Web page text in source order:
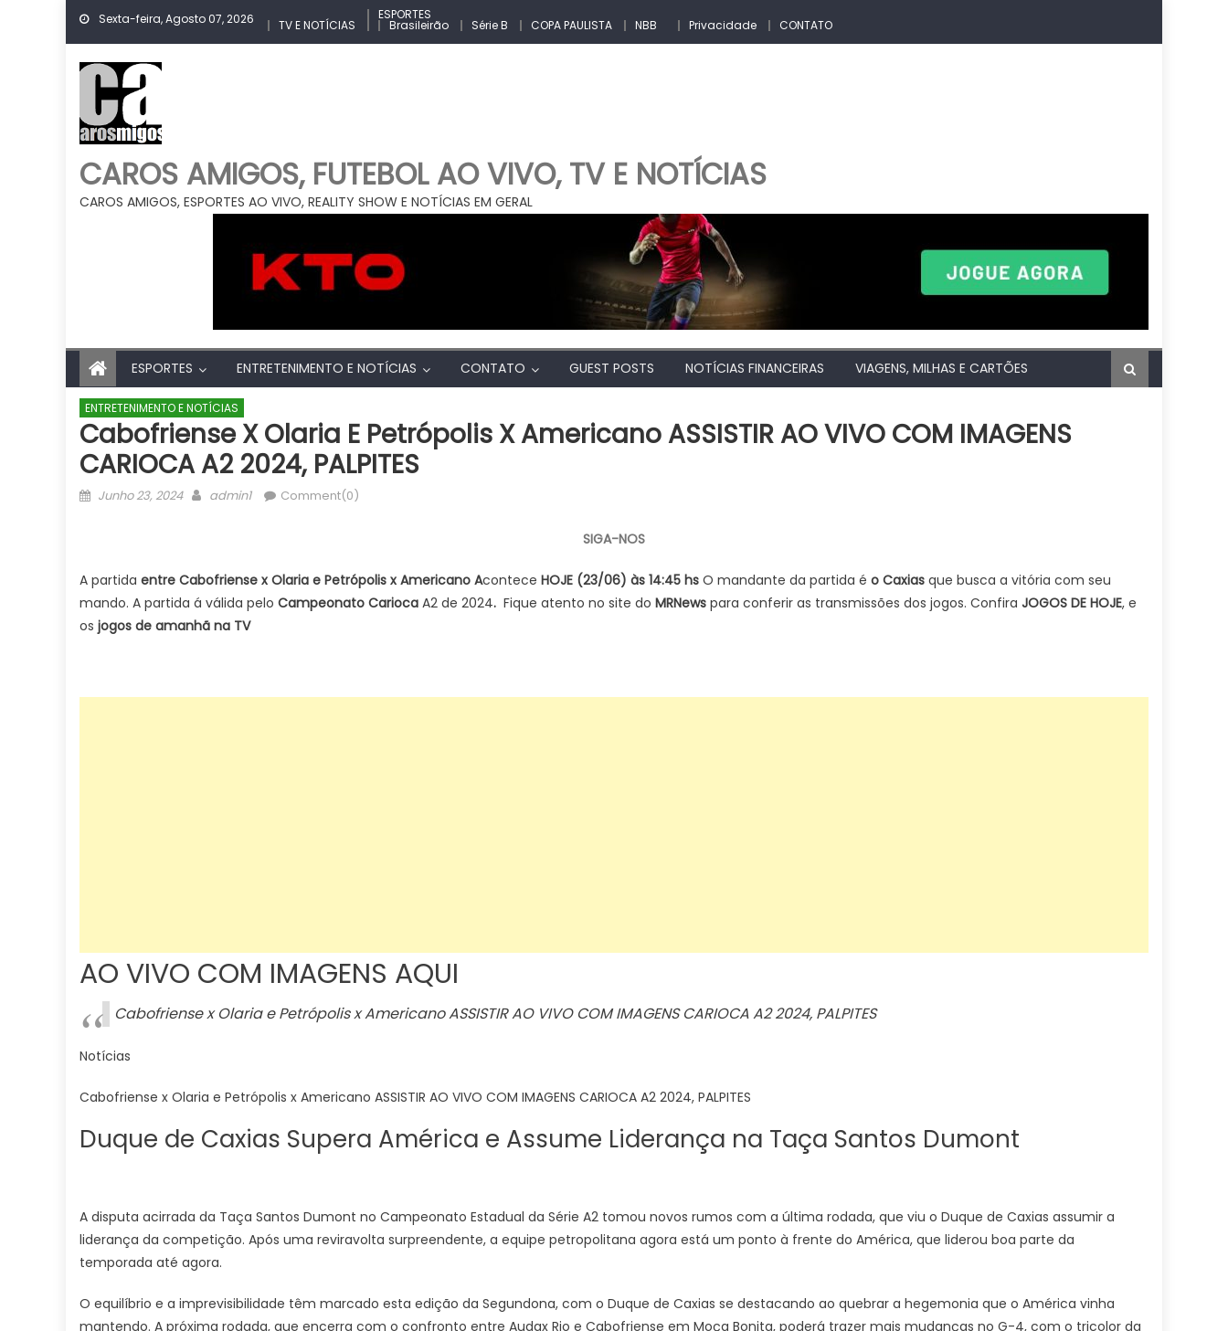
Skip
Sexta-feira, Agosto 07, 2026 TV E NOTÍCIAS
ESPORTES
Brasileirão Série B COPA PAULISTA NBB Privacidade CONTATO
CAROS AMIGOS, FUTEBOL AO VIVO, TV E NOTÍCIAS
CAROS AMIGOS, ESPORTES AO VIVO, REALITY SHOW E NOTÍCIAS EM GERAL
ESPORTES ENTRETENIMENTO E NOTÍCIAS CONTATO GUEST POSTS NOTÍCIAS FINANCEIRAS VIAGENS, MILHAS E CARTÕES
ENTRETENIMENTO E NOTÍCIAS
Cabofriense X Olaria E Petrópolis X Americano ASSISTIR AO VIVO COM IMAGENS
CARIOCA A2 2024, PALPITES
Posted
Junho 23, 2024 Author
admin1 Comment(0)
SIGA-NOS
A partida entre Cabofriense x Olaria e Petrópolis x Americano Acontece HOJE (23/06) às 14:45 hs O mandante da partida é o Caxias que busca a vitória com seu
mando. A partida á válida pelo Campeonato Carioca A2 de 2024. Fique atento no site do MRNews para conferir as transmissões dos jogos. Confira JOGOS DE HOJE, e
os jogos de amanhã na TV
AO VIVO COM IMAGENS AQUI
Cabofriense x Olaria e Petrópolis x Americano ASSISTIR AO VIVO COM IMAGENS CARIOCA A2 2024, PALPITES
Notícias
Cabofriense x Olaria e Petrópolis x Americano ASSISTIR AO VIVO COM IMAGENS CARIOCA A2 2024, PALPITES
Duque de Caxias Supera América e Assume Liderança na Taça Santos Dumont
A disputa acirrada da Taça Santos Dumont no Campeonato Estadual da Série A2 tomou novos rumos com a última rodada, que viu o Duque de Caxias assumir a
liderança da competição. Após uma reviravolta surpreendente, a equipe petropolitana agora está um ponto à frente do América, que liderou boa parte da
temporada até agora.
O equilíbrio e a imprevisibilidade têm marcado esta edição da Segundona, com o Duque de Caxias se destacando ao quebrar a hegemonia que o América vinha
mantendo. A próxima rodada, que encerra com o confronto entre Audax Rio e Cabofriense em Moça Bonita, poderá trazer mais mudanças no G-4, com o tricolor da